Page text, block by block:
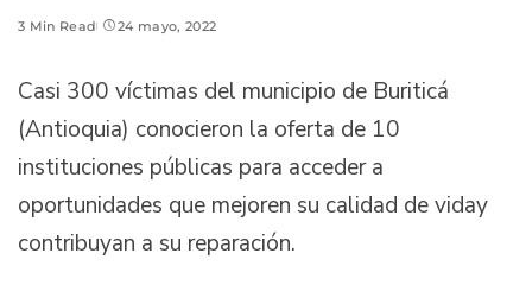
3 Min Read 24 mayo, 2022
Casi 300 víctimas del municipio de Buriticá
(Antioquia) conocieron la oferta de 10
instituciones públicas para acceder a
oportunidades que mejoren su calidad de viday
contribuyan a su reparación.